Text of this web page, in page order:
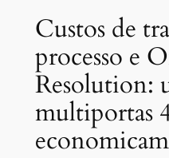
Custos de
processo e
Resolution:
multiportas